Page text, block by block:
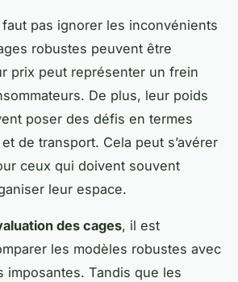
pas ignorer les inconvénients
robustes peuvent être
prix peut représenter un frein
De plus, leur poids
poser des défis en termes
de transport. Cela peut s’avérer
ceux qui doivent souvent
leur espace.
des cages, il est
les modèles robustes avec
imposantes. Tandis que les